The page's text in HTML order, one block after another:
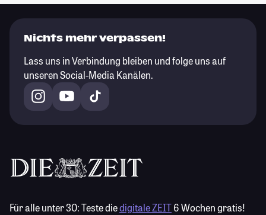
Nichts mehr verpassen!
Lass uns in Verbindung bleiben und folge uns auf
unseren Social-Media Kanälen.
Für alle unter 30:Teste diedigitale ZEIT6 Wochen gratis!